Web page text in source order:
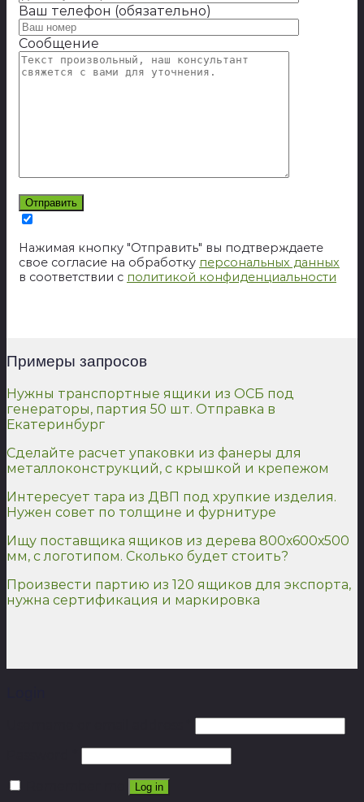
Ваш телефон (обязательно)
Сообщение
Нажимая кнопку "Отправить" вы подтверждаете
свое согласие на обработку персональных данных
в соответствии с политикой конфиденциальности
Примеры запросов
Нужны транспортные ящики из ОСБ под
генераторы, партия 50 шт. Отправка в
Екатеринбург
Сделайте расчет упаковки из фанеры для
металлоконструкций, с крышкой и крепежом
Интересует тара из ДВП под хрупкие изделия.
Нужен совет по толщине и фурнитуре
Ищу поставщика ящиков из дерева 800х600х500
мм, с логотипом. Сколько будет стоить?
Произвести партию из 120 ящиков для экспорта,
нужна сертификация и маркировка
Log in